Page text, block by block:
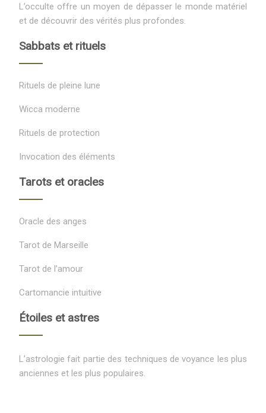
L’occulte offre un moyen de dépasser le monde matériel
et de découvrir des vérités plus profondes.
Sabbats et rituels
Rituels de pleine lune
Wicca moderne
Rituels de protection
Invocation des éléments
Tarots et oracles
Oracle des anges
Tarot de Marseille
Tarot de l’amour
Cartomancie intuitive
Étoiles et astres
L’astrologie fait partie des techniques de voyance les plus
anciennes et les plus populaires.